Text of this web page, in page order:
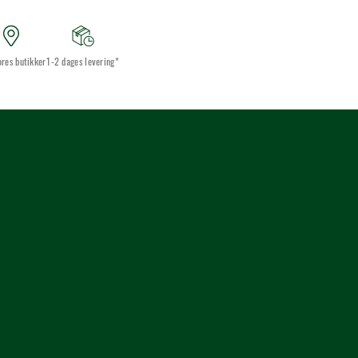
butikker1-2 dages levering*